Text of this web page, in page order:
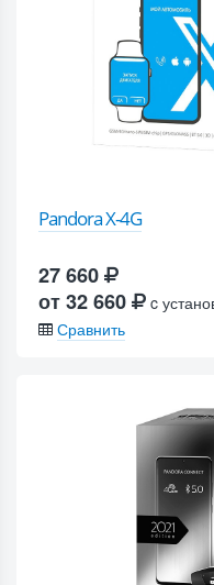
Pandora X-4G
27 660
от 32 660
c
Сравнить